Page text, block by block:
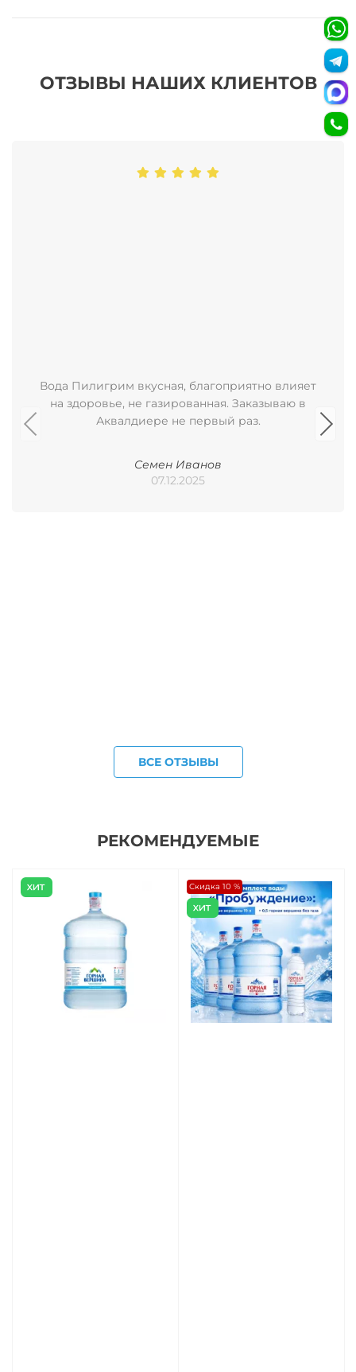
ОТЗЫВЫ НАШИХ КЛИЕНТОВ
Вода Пилигрим вкусная, благоприятно влияет
на здоровье, не газированная. Заказываю в
Аквалдиере не первый раз.
Семен Иванов
07.12.2025
ВСЕ ОТЗЫВЫ
РЕКОМЕНДУЕМЫЕ
Скидка 10 %